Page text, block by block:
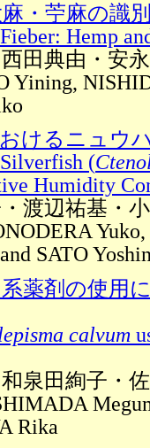
・苧麻の識
Hemp
田典由・安
Yining,
けるニュウ
(
Humidity
渡辺祐基・
SATO
薬剤の使用
calvum
泉田絢子・
Rika